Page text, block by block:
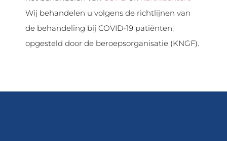
Wij behandelen u volgens de richtlijnen van
de behandeling bij COVID-19 patiënten,
opgesteld door de beroepsorganisatie (KNGF).